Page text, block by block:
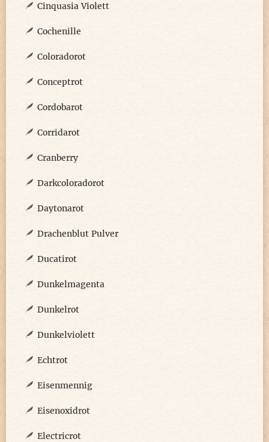
Cinquasia Violett
Cochenille
Coloradorot
Conceptrot
Cordobarot
Corridarot
Cranberry
Darkcoloradorot
Daytonarot
Drachenblut Pulver
Ducatirot
Dunkelmagenta
Dunkelrot
Dunkelviolett
Echtrot
Eisenmennig
Eisenoxidrot
Electricrot